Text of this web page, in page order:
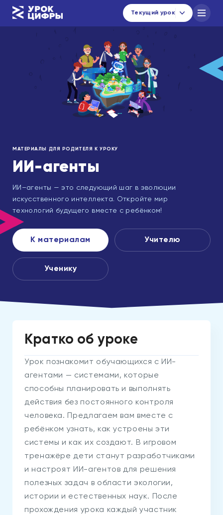
Каталог уроков
Навигатор по материалам
Новости
urok@data-economy.ru
Текущий урок
МАТЕРИАЛЫ ДЛЯ РОДИТЕЛЯ К УРОКУ
ИИ-агенты
ИИ–агенты — это следующий шаг в эволюции
искусственного интеллекта. Откройте мир
технологий будущего вместе с ребёнком!
К материалам
Ученику
Учителю
Кратко об уроке
Урок познакомит обучающихся с ИИ-
агентами — системами, которые
способны планировать и выполнять
действия без постоянного контроля
человека. Предлагаем вам вместе с
ребёнком узнать, как устроены эти
системы и как их создают. В игровом
тренажёре дети станут разработчиками
и настроят ИИ-агентов для решения
полезных задач в области экологии,
истории и естественных наук. После
прохождения урока каждый участник